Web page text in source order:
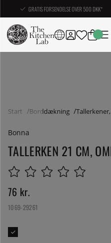
GRATIS FORSENDELSE OVER 500 DKK*
Start Borddækning
Bonna
TALLERKEN 21 CM,
76 kr.
1069-29261